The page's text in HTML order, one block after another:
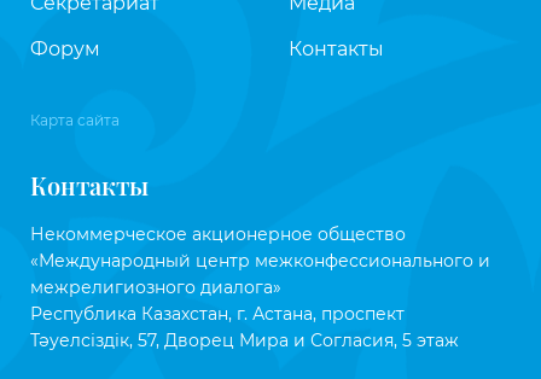
Форум
Контакты
Карта сайта
Контакты
Некоммерческое акционерное общество
«Международный центр межконфессионального и
межрелигиозного диалога»
Республика Казахстан, г. Астана, проспект
Тәуелсіздік, 57, Дворец Мира и Согласия, 5 этаж